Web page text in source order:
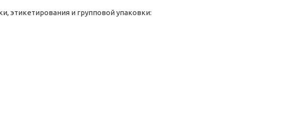
этикетирования и групповой упаковки: